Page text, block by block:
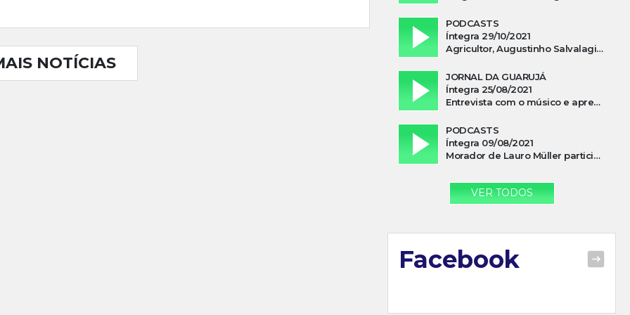
NOTÍCIAS
PODCASTS
Íntegra 29/10/2021
Agricultor, Augustinho Salvalagio, relata sobre aparição do Cavaleiro Negro no Rio das Furnas
JORNAL DA GUARUJÁ
Íntegra 25/08/2021
Entrevista com o músico e apresentador, Lismael Ferrareis, no Cidade e Campo
PODCASTS
Íntegra 09/08/2021
Morador de Lauro Müller participa de motociata em apoio a Bolsonaro
VER TODOS
Facebook